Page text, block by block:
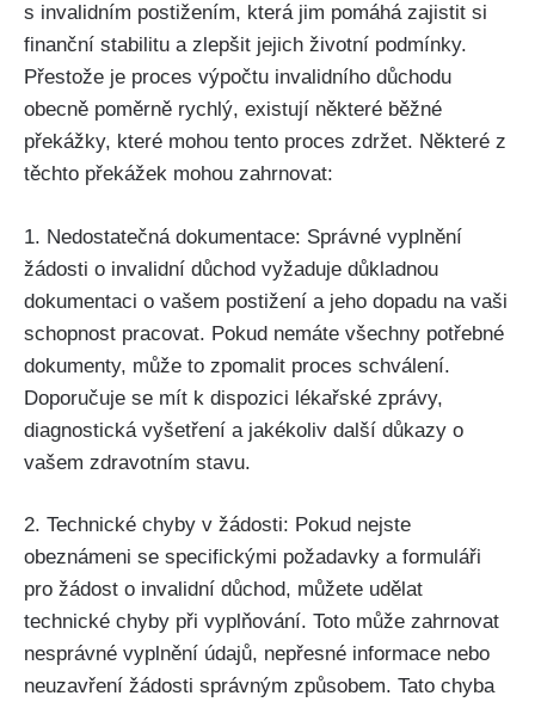
s invalidním postižením, která jim pomáhá zajistit si
finanční stabilitu a zlepšit jejich životní podmínky.
Přestože je proces výpočtu invalidního důchodu
obecně poměrně rychlý, existují některé běžné
překážky, které mohou tento proces zdržet. Některé z
těchto překážek mohou zahrnovat:
1. Nedostatečná dokumentace: Správné vyplnění
žádosti o invalidní důchod vyžaduje důkladnou
dokumentaci o vašem postižení a jeho dopadu na vaši
schopnost pracovat. Pokud nemáte všechny potřebné
dokumenty, může to zpomalit proces schválení.
Doporučuje se mít k dispozici lékařské zprávy,
diagnostická vyšetření a jakékoliv další důkazy o
vašem zdravotním stavu.
2. Technické chyby v žádosti: Pokud nejste
obeznámeni se specifickými požadavky a formuláři
pro žádost o invalidní důchod, můžete udělat
technické chyby při vyplňování. Toto může zahrnovat
nesprávné vyplnění údajů, nepřesné informace nebo
neuzavření žádosti správným způsobem. Tato chyba